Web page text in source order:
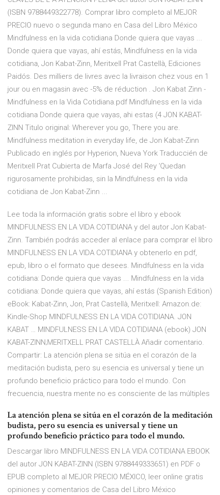
(ISBN 9788449322778). Comprar libro completo al MEJOR
PRECIO nuevo o segunda mano en Casa del Libro México
Mindfulness en la vida cotidiana Donde quiera que vayas ...
Donde quiera que vayas, ahí estás, Mindfulness en la vida
cotidiana, Jon Kabat-Zinn, Meritxell Prat Castellà, Ediciones
Paidós. Des milliers de livres avec la livraison chez vous en 1
jour ou en magasin avec -5% de réduction . Jon Kabat Zinn -
Mindfulness en la Vida Cotidiana.pdf Mindfulness en la vida
cotidiana Donde quiera que vayas, ahi estas (4 JON KABAT-
ZINN Titulo original: Wherever you go, There you are.
Mindfulness meditation in everyday life, de Jon Kabat-Zinn
Publicado en inglés por Hyperion, Nueva York Traduccién de
Meritxell Prat Cubierta de Marfa José del Rey ‘Quedan
rigurosamente prohibidas, sin la Mindfulness en la vida
cotidiana de Jon Kabat-Zinn ...
Lee toda la información gratis sobre el libro y ebook
MINDFULNESS EN LA VIDA COTIDIANA y del autor Jon Kabat-
Zinn. También podrás acceder al enlace para comprar el libro
MINDFULNESS EN LA VIDA COTIDIANA y obtenerlo en pdf,
epub, libro o el formato que desees. Mindfulness en la vida
cotidiana: Donde quiera que vayas ... Mindfulness en la vida
cotidiana: Donde quiera que vayas, ahí estás (Spanish Edition)
eBook: Kabat-Zinn, Jon, Prat Castellà, Meritxell: Amazon.de:
Kindle-Shop MINDFULNESS EN LA VIDA COTIDIANA. JON
KABAT … MINDFULNESS EN LA VIDA COTIDIANA (ebook) JON
KABAT-ZINN;MERITXELL PRAT CASTELLÀ Añadir comentario.
Compartir: La atención plena se sitúa en el corazón de la
meditación budista, pero su esencia es universal y tiene un
profundo beneficio práctico para todo el mundo. Con
frecuencia, nuestra mente no es consciente de las múltiples
La atención plena se sitúa en el corazón de la meditación
budista, pero su esencia es universal y tiene un
profundo beneficio práctico para todo el mundo.
Descargar libro MINDFULNESS EN LA VIDA COTIDIANA EBOOK
del autor JON KABAT-ZINN (ISBN 9788449333651) en PDF o
EPUB completo al MEJOR PRECIO MÉXICO, leer online gratis
opiniones y comentarios de Casa del Libro México